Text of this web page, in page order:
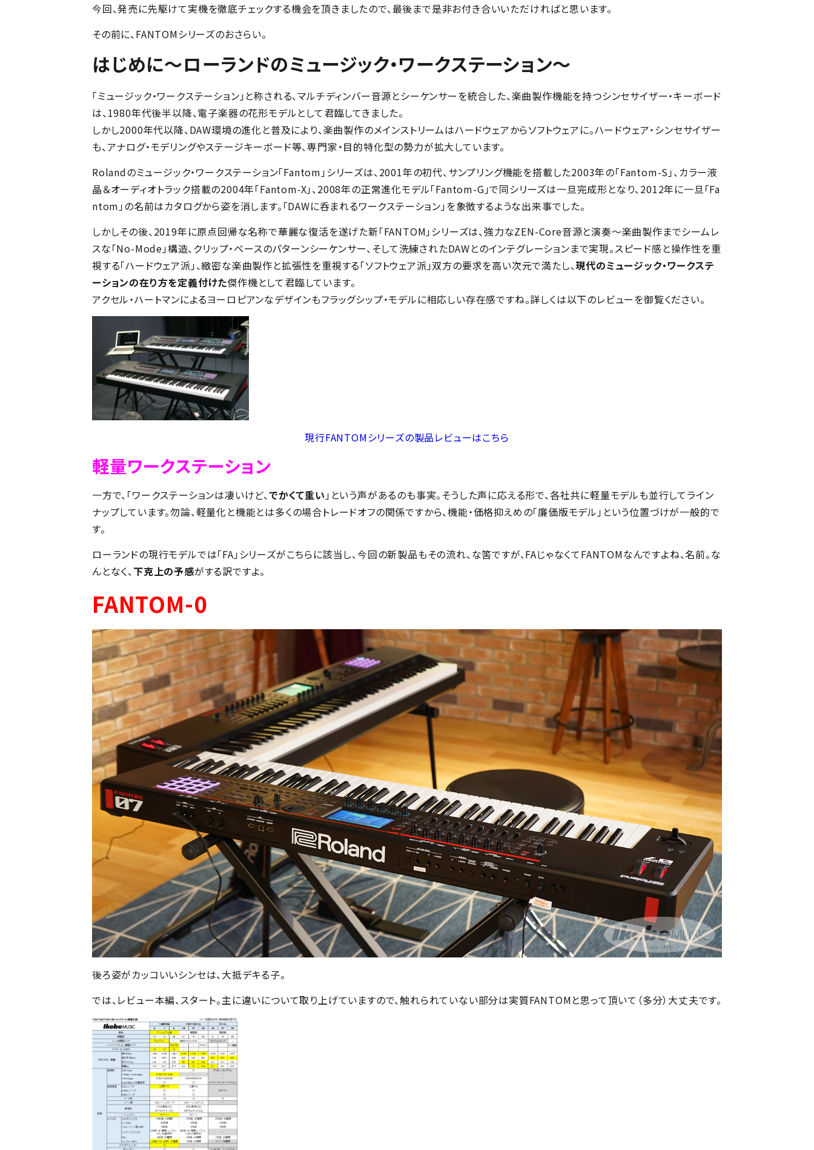
今回、発売に先駆けて実機を徹底チェックする機会を頂きましたので、最後まで是非お付き合いいただければと思います。
その前に、FANTOMシリーズのおさらい。
はじめに～ローランドのミュージック・ワークステーション～
「ミュージック・ワークステーション」と称される、マルチディンバー音源とシーケンサーを統合した、楽曲製作機能を持つシンセサイザー・キーボード
は、1980年代後半以降、電子楽器の花形モデルとして君臨してきました。
しかし2000年代以降、DAW環境の進化と普及により、楽曲製作のメインストリームはハードウェアからソフトウェアに。ハードウェア・シンセサイザー
も、アナログ・モデリングやステージキーボード等、専門家・目的特化型の勢力が拡大しています。
Rolandのミュージック・ワークステーション「Fantom」シリーズは、2001年の初代、サンプリング機能を搭載した2003年の「Fantom-S」、カラー液
晶＆オーディオトラック搭載の2004年「Fantom-X」、2008年の正常進化モデル「Fantom-G」で同シリーズは一旦完成形となり、2012年に一旦「Fa
ntom」の名前はカタログから姿を消します。「DAWに呑まれるワークステーション」を象徴するような出来事でした。
しかしその後、2019年に原点回帰な名称で華麗な復活を遂げた新「FANTOM」シリーズは、強力なZEN-Core音源と演奏～楽曲製作までシームレ
スな「No-Mode」構造、クリップ・ベースのパターンシーケンサー、そして洗練されたDAWとのインテグレーションまで実現。スピード感と操作性を重
視する「ハードウェア派」、緻密な楽曲製作と拡張性を重視する「ソフトウェア派」双方の要求を高い次元で満たし、現代のミュージック・ワークステ
ーションの在り方を定義付けた傑作機として君臨しています。
アクセル・ハートマンによるヨーロピアンなデザインもフラッグシップ・モデルに相応しい存在感ですね。詳しくは以下のレビューを御覧ください。
現行FANTOMシリーズの製品レビューはこちら
軽量ワークステーション
一方で、「ワークステーションは凄いけど、でかくて重い」という声があるのも事実。そうした声に応える形で、各社共に軽量モデルも並行してライン
ナップしています。勿論、軽量化と機能とは多くの場合トレードオフの関係ですから、機能・価格抑えめの「廉価版モデル」という位置づけが一般的で
す。
ローランドの現行モデルでは「FA」シリーズがこちらに該当し、今回の新製品もその流れ、な筈ですが、FAじゃなくてFANTOMなんですよね、名前。な
んとなく、下克上の予感がする訳ですよ。
FANTOM-0
後ろ姿がカッコいいシンセは、大抵デキる子。
では、レビュー本編、スタート。主に違いについて取り上げていますので、触れられていない部分は実質FANTOMと思って頂いて（多分）大丈夫です。